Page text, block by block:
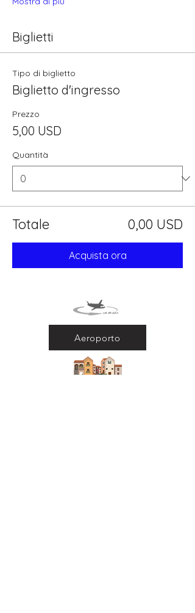
Biglietti
Tipo di biglietto
Biglietto d'ingresso
Prezzo
5,00 USD
Quantità
Totale 0,00 USD
Acquista ora
Aeroporto